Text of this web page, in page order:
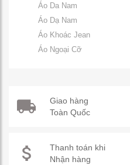
Áo Da Nam
Áo Dạ Nam
Áo Khoác Jean
Áo Ngoại Cỡ
Giao hàng
Toàn Quốc
Thanh toán khi
Nhận hàng